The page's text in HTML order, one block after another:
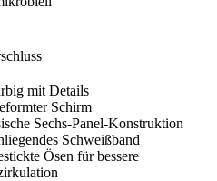
mit Details
Schirm
Sechs-Panel-Konstruktion
Schweißband
Ösen für bessere